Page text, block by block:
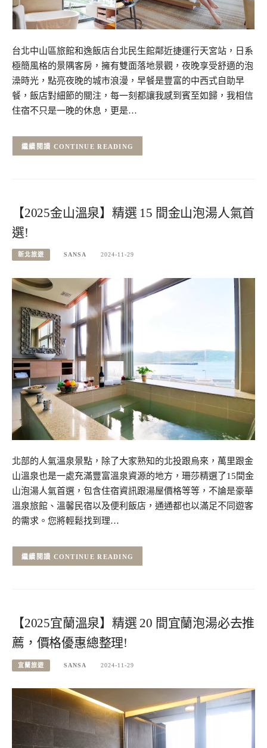
台北中山區旅館和逸飯店台北民生館鄰近捷運行天宮站，日系
極簡風格的景隅客房，擁有雙面落地景觀，夜晚享受舒適的泡
澡時光，點亮夜晚的城市浪漫，早餐是豐富的中西式自助早
餐，飯店對細節的關注，每一刻都讓我感到賓至如歸，我相信
住宿不只是一晚的休息，更是…
CONTINUE READING
【2025金山溫泉】精選 15 間金山泡湯人氣首
選!
新北旅遊 SANSA 2024-11-29
北部的人氣溫泉景點，除了大家熟知的北投跟烏來，萬里跟金
山溫泉也是一處充滿豐富溫泉資源的地方，珊莎精選了15間金
山泡湯人氣首選，包含住宿資訊跟湯屋價格等等，不論是豪華
溫泉旅館、溫馨民宿以及便利飯店，通通都也以滿足不同遊客
的需求。您將輕鬆找到理…
CONTINUE READING
【2025宜蘭溫泉】精選 20 間宜蘭泡湯必去推
薦，價格優惠總整理!
宜蘭旅遊 SANSA 2024-11-29